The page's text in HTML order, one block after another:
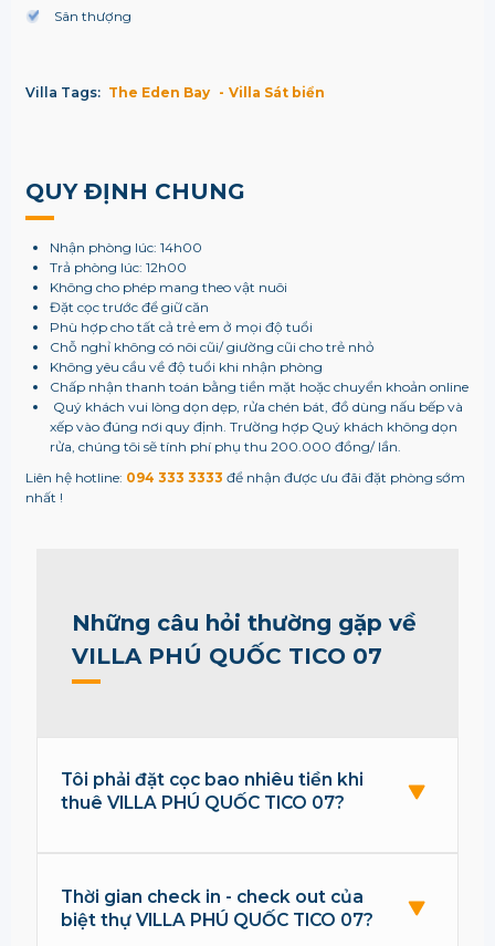
Sân thượng
Villa Tags: The Eden Bay Villa Sát biển
QUY ĐỊNH CHUNG
Nhận phòng lúc: 14h00
Trả phòng lúc: 12h00
Không cho phép mang theo vật nuôi
Đặt cọc trước để giữ căn
Phù hợp cho tất cả trẻ em ở mọi độ tuổi
Chỗ nghỉ không có nôi cũi/ giường cũi cho trẻ nhỏ
Không yêu cầu về độ tuổi khi nhận phòng
Chấp nhận thanh toán bằng tiền mặt hoặc chuyển khoản online
Quý khách vui lòng dọn dẹp, rửa chén bát, đồ dùng nấu bếp và
xếp vào đúng nơi quy định. Trường hợp Quý khách không dọn
rửa, chúng tôi sẽ tính phí phụ thu 200.000 đồng/ lần.
Liên hệ hotline: 094 333 3333 để nhận được ưu đãi đặt phòng sớm
nhất !
Những câu hỏi thường gặp về
VILLA PHÚ QUỐC TICO 07
Tôi phải đặt cọc bao nhiêu tiền khi
thuê VILLA PHÚ QUỐC TICO 07?
Thời gian check in - check out của
biệt thự VILLA PHÚ QUỐC TICO 07?